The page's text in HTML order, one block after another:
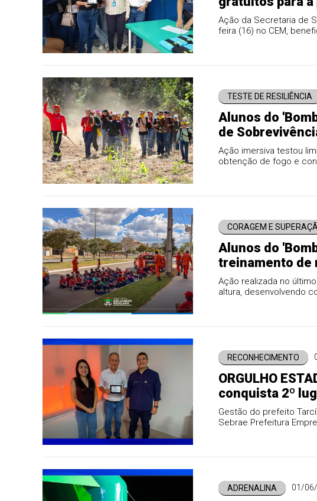
Claro
Ação da Secretaria de
feira (16) no CEM,
TESTE DE RESILIÊNCIA
Alunos do
de
Ação imersiva testou
obtenção de fogo e
CORAGEM E
Alunos do
treinamento de
Ação realizada no
altura, desenvolvendo
RECONHECIMENTO
ORGULHO
conquista 2º
Gestão do prefeito
Sebrae Prefeitura
ADRENALINA 01/